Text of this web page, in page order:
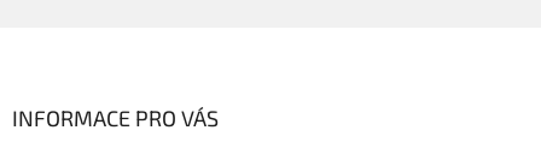
INFORMACE PRO VÁS